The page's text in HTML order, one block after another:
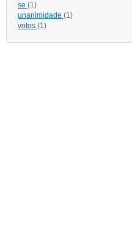
se (1)
unanimidade (1)
votos (1)